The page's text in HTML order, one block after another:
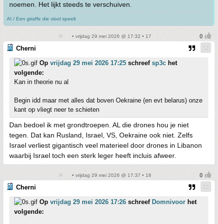
noemen. Het lijkt steeds te verschuiven.
AI / Een giraffe die viool speelt
• vrijdag 29 mei 2026 @ 17:32 • 17
Cherni
Op vrijdag 29 mei 2026 17:25 schreef sp3c het
volgende:
Kan in theorie nu al
Begin idd maar met alles dat boven Oekraine (en evt belarus) onze
kant op vliegt neer te schieten
Dan bedoel ik met grondtroepen. AL die drones hou je niet
tegen. Dat kan Rusland, Israel, VS, Oekraine ook niet. Zelfs
Israel verliest gigantisch veel materieel door drones in Libanon
waarbij Israel toch een sterk leger heeft incluis afweer.
• vrijdag 29 mei 2026 @ 17:37 • 18
Cherni
Op vrijdag 29 mei 2026 17:26 schreef Domnivoor het
volgende: